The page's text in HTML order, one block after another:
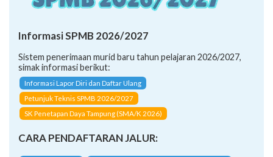
Informasi SPMB 2026/2027
Sistem penerimaan murid baru tahun pelajaran 2026/2027,
simak informasi berikut:
Informasi Lapor Diri dan Daftar Ulang
Petunjuk Teknis SPMB 2026/2027
SK Penetapan Daya Tampung (SMA/K 2026)
CARA PENDAFTARAN JALUR: